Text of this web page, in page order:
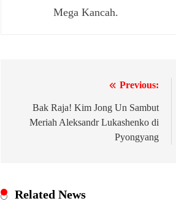
Mega Kancah.
pos
Previous:
Bak Raja! Kim Jong Un Sambut
Meriah Aleksandr Lukashenko di
Pyongyang
Related News